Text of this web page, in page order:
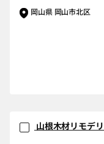
岡山県 岡山市北区
山根木材リモデ